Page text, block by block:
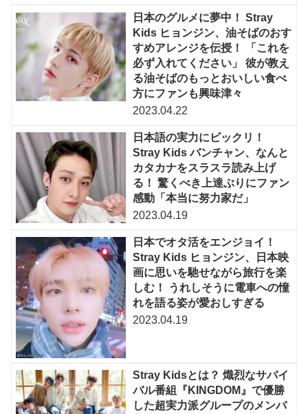
日本のグルメに夢中！ Stray
Kids ヒョンジン、油そばのおす
すめアレンジを伝授！ 「これを
必ず入れてください」 彼が教え
る油そばのもっとおいしい食べ
方にファンも興味津々
2023.04.22
日本語の実力にビックリ！
Stray Kids バンチャン、なんと
カタカナをスラスラ読み上げ
る！ 驚くべき上達ぶりにファン
感動「本当に努力家だ」
2023.04.19
日本でオタ活をエンジョイ！
Stray Kids ヒョンジン、日本映
画に思いを馳せながら旅行を楽
しむ！ うれしそうに電車への憧
れを語る姿が愛おしすぎる
2023.04.19
Stray Kidsとは？ 熾烈なサバイ
バル番組『KINGDOM』で優勝
した超実力派グループのメンバ